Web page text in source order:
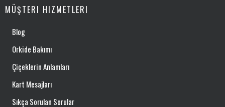
MÜŞTERI HIZMETLERI
Blog
Orkide Bakımı
Çiçeklerin Anlamları
Kart Mesajları
Sıkça Sorulan Sorular